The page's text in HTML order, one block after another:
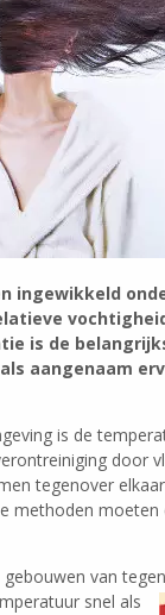
ingewikkeld
is de
aangenaam
is de
door
tegenover
methoden
van
snel als